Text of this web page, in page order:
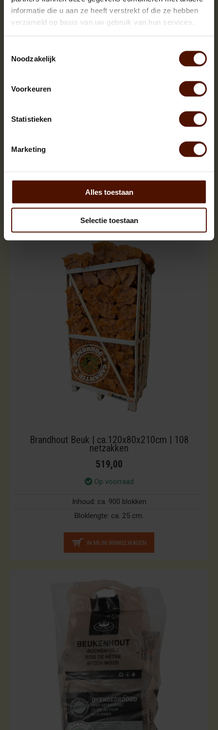
informatie die u aan ze heeft verstrekt of die ze hebben
verzameld op basis van uw gebruik van hun services.
Noodzakelijk
Voorkeuren
Statistieken
Marketing
Alles toestaan
Selectie toestaan
Bloklengte:ca. 25 cm.
IN MIJN WINKELWAGEN
Brandhout Beuk | ca.120x80x210cm | 108
netzakken
519,00
Op voorraad
Inhoud: ca. 900 blokken
Bloklengte: ca. 25 cm.
IN MIJN WINKELWAGEN